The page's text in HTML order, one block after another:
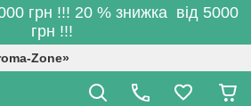
грн !!! 20 % знижка від 5000
грн !!!
Zone»